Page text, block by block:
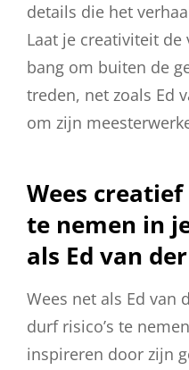
details die het
Laat je creativiteit
bang om buiten de
treden, net zoals Ed
om zijn
Wees
te nemen in
als Ed van
Wees net als Ed van
durf risico’s te
inspireren door zijn